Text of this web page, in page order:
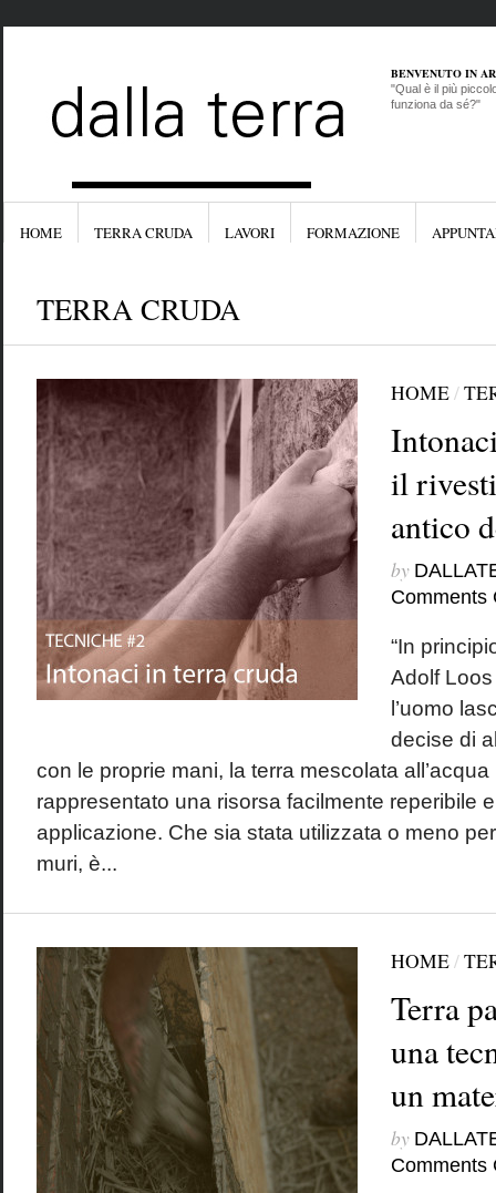
BENVENUTO IN
"Qual è il più
funziona da sé?"
HOME TERRA CRUDA LAVORI FORMAZIONE
TERRA CRUDA
HOME/
il
antico
by
Comments
“In
Adolf
l’uomo
decise di
con le proprie mani, la terra mescolata
rappresentato una risorsa facilmente reperibile
applicazione. Che sia stata utilizzata o meno
muri, è...
HOME/
Terra
una
un
by
Comments